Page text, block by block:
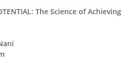
The Science of Achieving